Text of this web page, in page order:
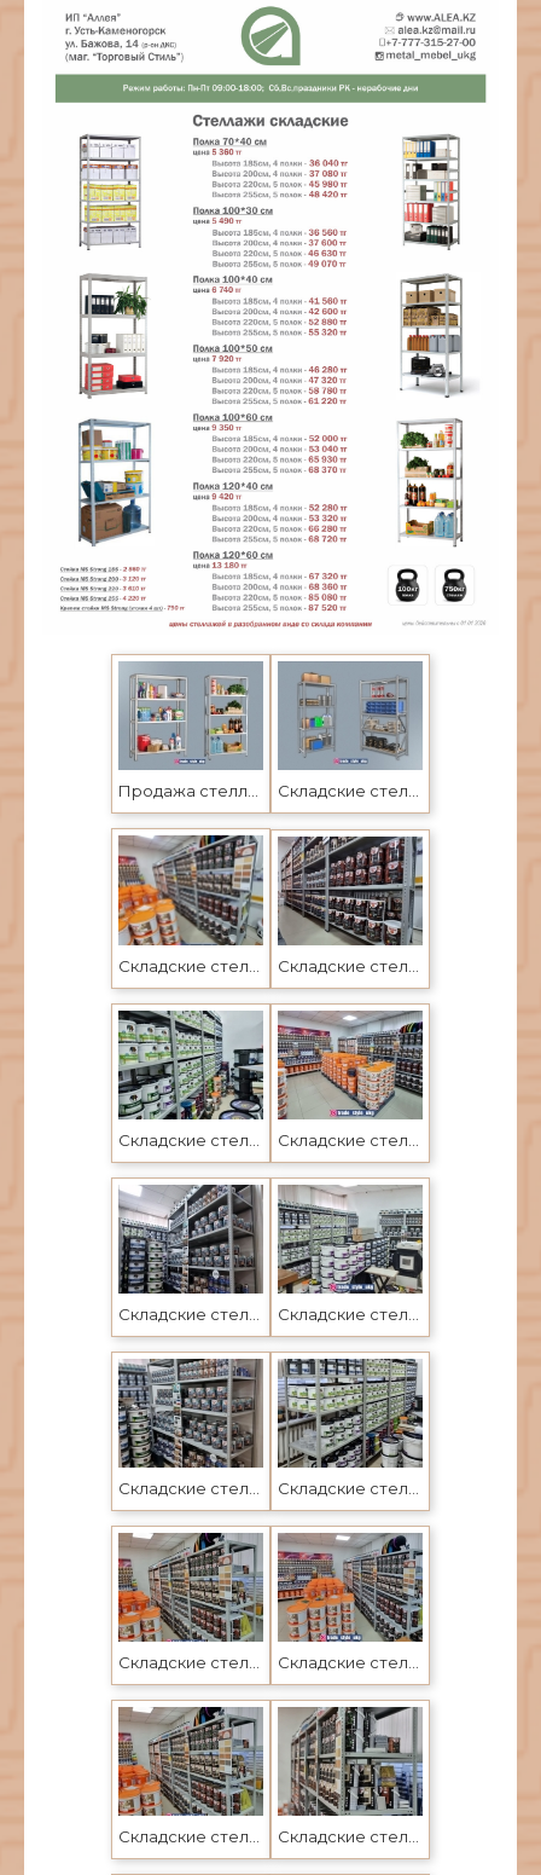
Продажа стеллажей складских полочных производство Промет в Усть-Каменогорске и Семее Складские стеллажи в Усть-Каменогорске по ценам завода Промет
Складские стеллажи Промет в Усть-Каменогорске по ценам завода
Складские стеллажи Промет в Усть-Каменогорске по ценам завода Складские стеллажи Промет в Усть-Каменогорске по ценам завода
Складские стеллажи в Усть-Каменогорске и Семее Складские стеллажи в Усть-Каменогорске и Семее
Складские стеллажи в Усть-Каменогорске и Семее Складские стеллажи в Усть-Каменогорске и Семее
Складские стеллажи в Усть-Каменогорске по ценам завода Промет Складские стеллажи в Усть-Каменогорске по ценам завода Промет
Складские стеллажи в Усть-Каменогорске по ценам завода Промет Складские стеллажи в Усть-Каменогорске по ценам завода Промет